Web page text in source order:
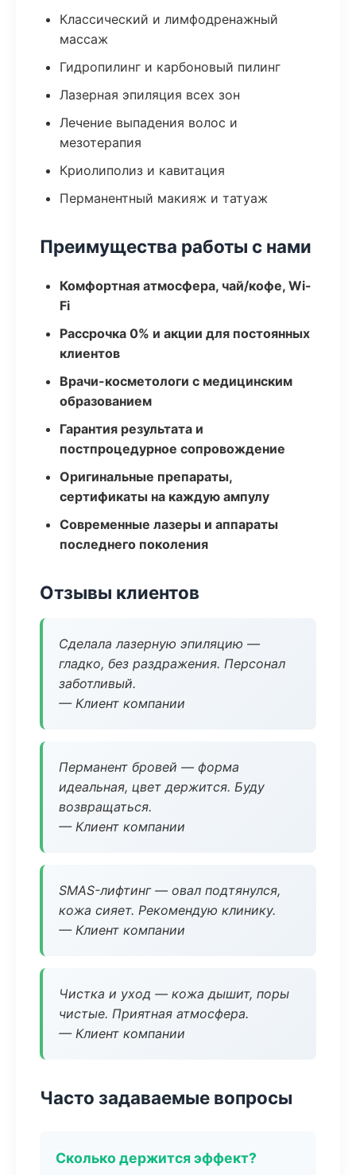
Классический и лимфодренажный
массаж
Гидропилинг и карбоновый пилинг
Лазерная эпиляция всех зон
Лечение выпадения волос и
мезотерапия
Криолиполиз и кавитация
Перманентный макияж и татуаж
Преимущества работы с нами
Комфортная атмосфера, чай/кофе, Wi-
Fi
Рассрочка 0% и акции для постоянных
клиентов
Врачи-косметологи с медицинским
образованием
Гарантия результата и
постпроцедурное сопровождение
Оригинальные препараты,
сертификаты на каждую ампулу
Современные лазеры и аппараты
последнего поколения
Отзывы клиентов
Сделала лазерную эпиляцию —
гладко, без раздражения. Персонал
заботливый.
— Клиент компании
Перманент бровей — форма
идеальная, цвет держится. Буду
возвращаться.
— Клиент компании
SMAS-лифтинг — овал подтянулся,
кожа сияет. Рекомендую клинику.
— Клиент компании
Чистка и уход — кожа дышит, поры
чистые. Приятная атмосфера.
— Клиент компании
Часто задаваемые вопросы
Сколько держится эффект?